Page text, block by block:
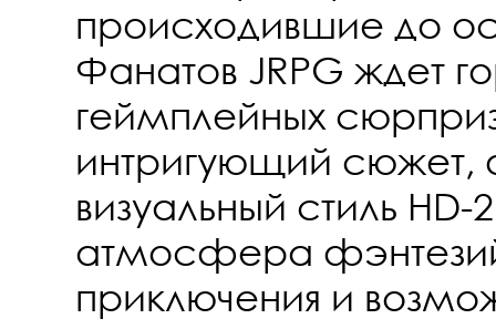
происходившие до
Фанатов JRPG ждет
геймплейных
интригующий
визуальный стиль
атмосфера
приключения и